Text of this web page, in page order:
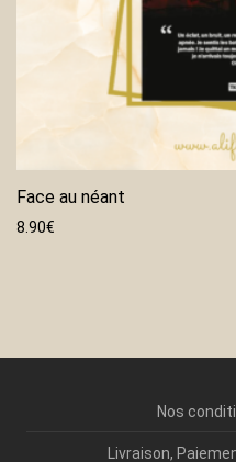
Face au néant
8.90€
Nos
Livraison,